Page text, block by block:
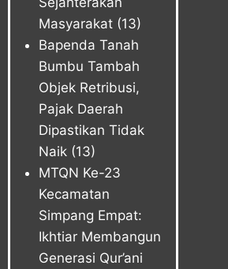
Masyarakat (13)
Bapenda Tanah
Bumbu Tambah
Objek Retribusi,
Pajak Daerah
Dipastikan Tidak
Naik (13)
MTQN Ke-23
Kecamatan
Simpang Empat:
Ikhtiar Membangun
Generasi Qur’ani